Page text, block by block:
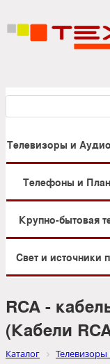
Телевизоры и
Телефоны и
Крупно-бытовая
Свет и источники
RCA -
(Кабели
Каталог Телевизоры